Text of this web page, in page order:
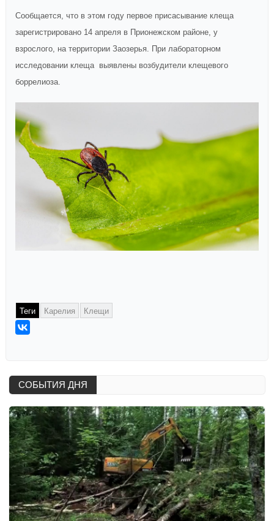
Сообщается, что в этом году первое присасывание клеща
зарегистрировано 14 апреля в Прионежском районе, у
взрослого, на территории Заозерья. При лабораторном
исследовании клеща выявлены возбудители клещевого
боррелиоза.
Теги Карелия Клещи
СОБЫТИЯ ДНЯ